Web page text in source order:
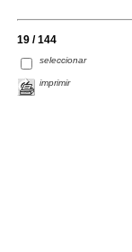
19 / 144
seleccionar
imprimir